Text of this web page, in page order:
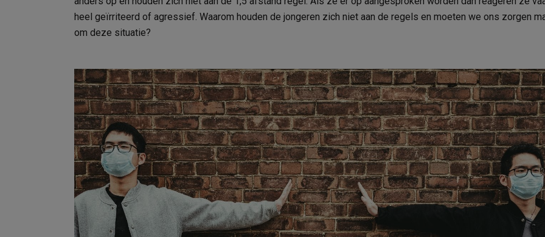
heel geïrriteerd of agressief. Waarom houden de jongeren zich niet aan de regels en moeten we ons zorgen
om deze situatie?